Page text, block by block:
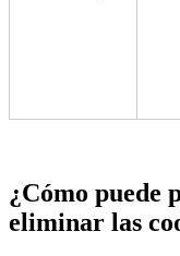
¿Cómo puede
eliminar las